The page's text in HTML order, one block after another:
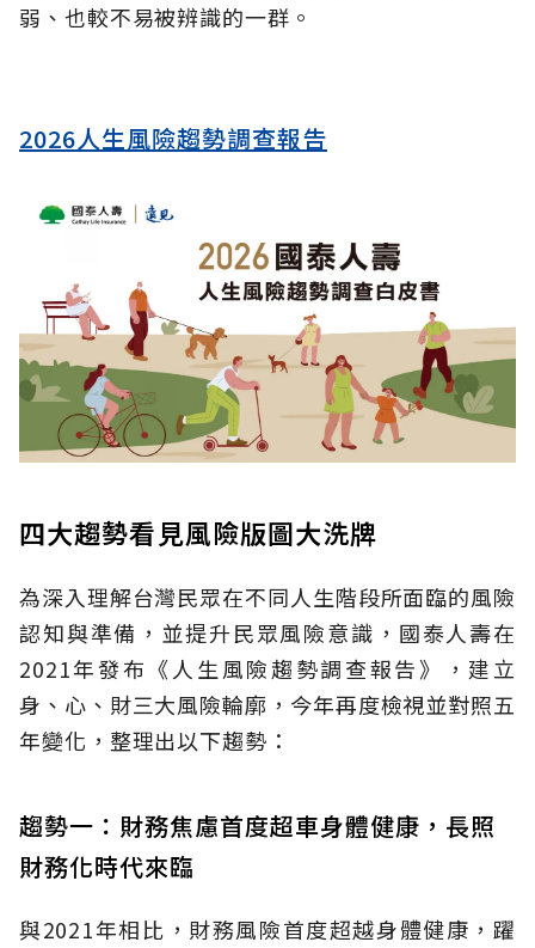
弱、也較不易被辨識的一群。
2026人生風險趨勢調查報告
四大趨勢看見風險版圖大洗牌
為深入理解台灣民眾在不同人生階段所面臨的風險
認知與準備，並提升民眾風險意識，國泰人壽在
2021年發布《人生風險趨勢調查報告》，建立
身、心、財三大風險輪廓，今年再度檢視並對照五
年變化，整理出以下趨勢：
趨勢一：財務焦慮首度超車身體健康，長照
財務化時代來臨
與2021年相比，財務風險首度超越身體健康，躍